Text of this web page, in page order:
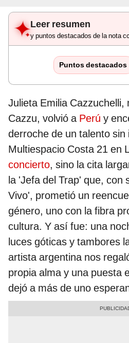
Leer resumen
y puntos destacados de la nota
Puntos destacados
Julieta Emilia
Cazzu, volvió a Perú y
derroche de un talento sin
Multiespacio Costa 21 en
concierto, sino la cita
la 'Jefa del Trap' que, con
Vivo', prometió un
género, uno con la fibra
cultura. Y así fue: una
luces góticas y tambores
artista argentina nos
propia alma y una puesta
dejó a más de uno